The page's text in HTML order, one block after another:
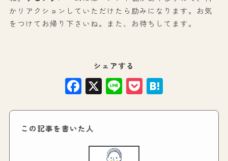
かリアクションしていただけたら励みになります。お気
をつけてお帰り下さいね。また、お待ちしてます。
シェアする
Facebook
X LinePocket
この記事を書いた人